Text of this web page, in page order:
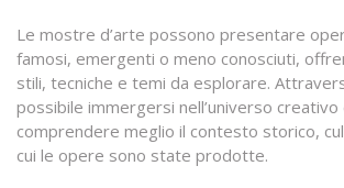
Le mostre d’arte possono presentare
famosi, emergenti o meno conosciuti,
stili, tecniche e temi da esplorare.
possibile immergersi nell’universo
comprendere meglio il contesto storico,
cui le opere sono state prodotte.